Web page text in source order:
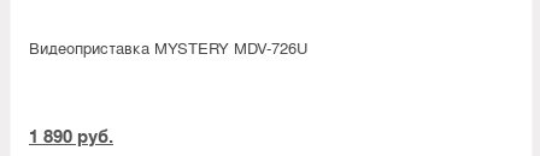
Видеоприставка MYSTERY MDV-726U
1 890 руб.